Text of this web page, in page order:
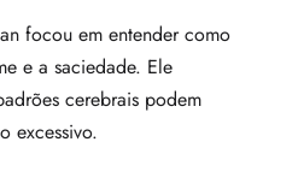
focou em entender como
e a saciedade. Ele
cerebrais podem
excessivo.